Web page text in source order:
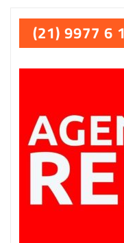
(21) 9977 6